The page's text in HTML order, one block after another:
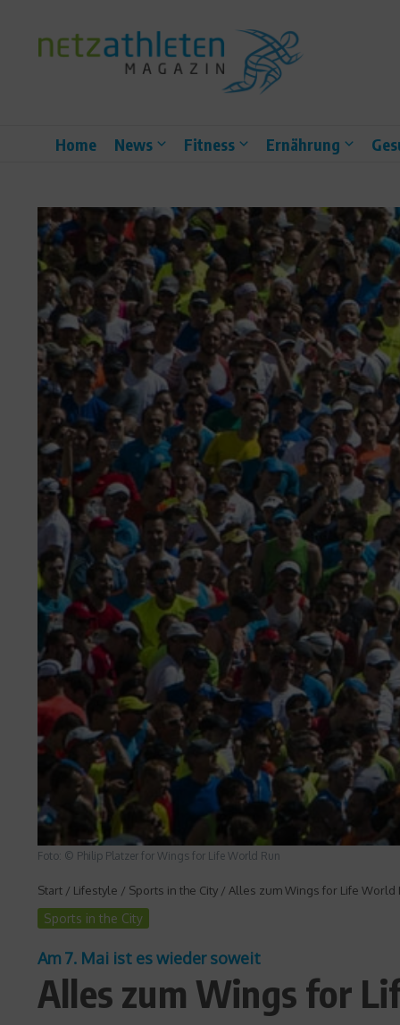
Home News Fitness Ernährung
Foto: © Philip Platzer for Wings for Life World Run
Start / Lifestyle / Sports in the City / Alles zum Wings for Life World
Sports in the City
Am 7. Mai ist es wieder soweit
Alles zum Wings for